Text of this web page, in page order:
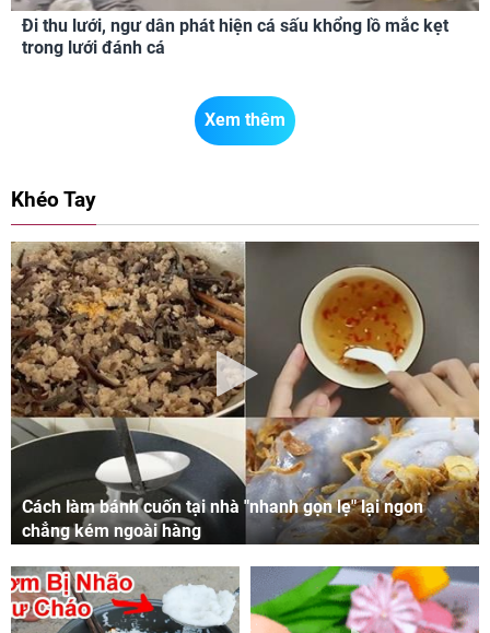
Đi thu lưới, ngư dân phát hiện cá sấu khổng lồ mắc kẹt
trong lưới đánh cá
Xem thêm
Khéo Tay
Cách làm bánh cuốn tại nhà "nhanh gọn lẹ" lại ngon
chẳng kém ngoài hàng